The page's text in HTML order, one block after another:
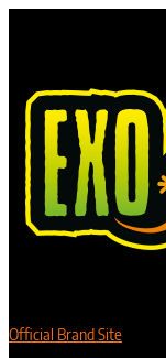
Official Brand Site